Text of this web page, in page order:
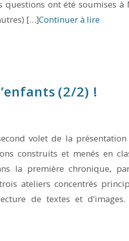
questions ont été soumises à
[…]Continuer à lire
(2/2) !
volet de la présentation
construits et menés en
la première chronique,
ateliers concentrés
de textes et d’images.